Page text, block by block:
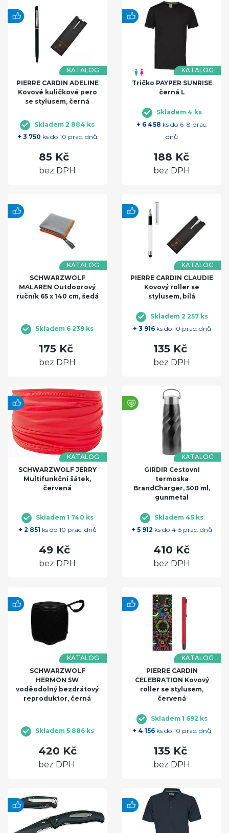
KATALOG
PIERRE CARDIN ADELINE
Kovové kuličkové pero
se stylusem, černá
Skladem 2 884 ks
+ 3 750 ks do 10 prac. dnů
85 Kč
bez DPH
KATALOG
Tričko PAYPER SUNRISE
černá L
Skladem 4 ks
+ 6 458 ks do 6-8 prac.
dnů
188 Kč
bez DPH
KATALOG
SCHWARZWOLF
MALAREN Outdoorový
ručník 65 x 140 cm, šedá
Skladem 6 239 ks
175 Kč
bez DPH
KATALOG
PIERRE CARDIN CLAUDIE
Kovový roller se
stylusem, bílá
Skladem 2 257 ks
+ 3 916ks do 10 prac. dnů
135 Kč
bez DPH
KATALOG
SCHWARZWOLF JERRY
Multifunkční šátek,
červená
Skladem 1 740 ks
+ 2 851 ks do 10 prac. dnů
49 Kč
bez DPH
KATALOG
GIRDIR Cestovní
termoska
BrandCharger, 500 ml,
gunmetal
Skladem 45 ks
+ 5 912 ks do 4-5 prac. dnů
410 Kč
bez DPH
KATALOG
SCHWARZWOLF
HERMON 5W
voděodolný bezdrátový
reproduktor, černá
Skladem 5 886 ks
420 Kč
bez DPH
KATALOG
PIERRE CARDIN
CELEBRATION Kovový
roller se stylusem,
červená
Skladem 1 692 ks
+ 4 156 ks do 10 prac. dnů
135 Kč
bez DPH